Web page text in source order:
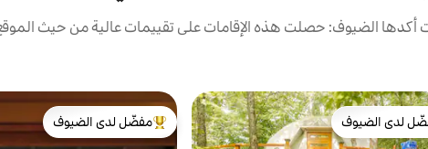
أكدها الضيوف: حصلت هذه الإقامات على تقييمات عالية من حيث الموقع
لدى الضيوف
لدى الضيوف
من أبرز البيوت المفضّلة لدى
مفضّل لدى الضيوف